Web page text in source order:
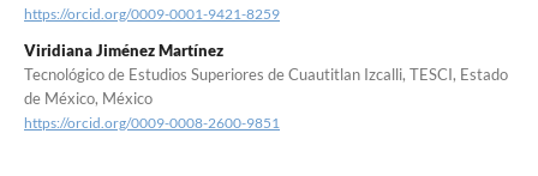
https://orcid.org/0009-0001-9421-8259
Viridiana Jiménez Martínez
Tecnológico de Estudios Superiores de Cuautitlan Izcalli, TESCI, Estado
de México, México
https://orcid.org/0009-0008-2600-9851